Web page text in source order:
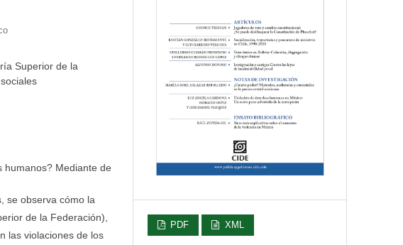
Superior de la
humanos? Mediante de
se observa cómo la
de la Federación),
las violaciones de los
PDF XML